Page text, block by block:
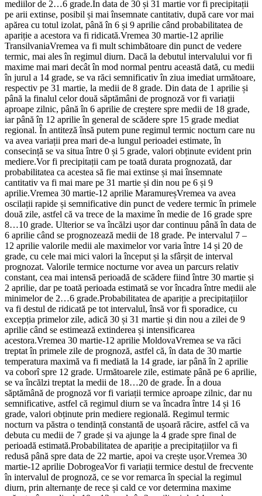
mediilor de 2…6 grade.În data de 30 și 31 martie vor fi precipitații
pe arii extinse, posibil și mai însemnate cantitativ, după care vor mai
apărea cu totul izolat, până în 6 și 9 aprilie când probabilitatea de
apariție a acestora va fi ridicată.Vremea 30 martie-12 aprilie
TransilvaniaVremea va fi mult schimbătoare din punct de vedere
termic, mai ales în regimul diurn. Dacă la debutul intervalului vor fi
maxime mai mari decât în mod normal pentru această dată, cu medii
în jurul a 14 grade, se va răci semnificativ în ziua imediat următoare,
respectiv pe 31 martie, la medii de 8 grade. Din data de 1 aprilie și
până la finalul celor două săptămâni de prognoză vor fi variații
aproape zilnic, până în 6 aprilie de creștere spre medii de 18 grade,
iar până în 12 aprilie în general de scădere spre 15 grade mediat
regional. În antiteză însă putem pune regimul termic nocturn care nu
va avea variații prea mari de-a lungul perioadei estimate, în
consecință se va situa între 0 și 5 grade, valori obținute evident prin
mediere.Vor fi precipitații cam pe toată durata prognozată, dar
probabilitatea ca acestea să fie mai extinse și mai însemnate
cantitativ va fi mai mare pe 31 martie și din nou pe 6 și 9
aprilie.Vremea 30 martie-12 aprilie MaramureșVremea va avea
oscilații rapide și semnificative din punct de vedere termic în primele
două zile, astfel că va trece de la maxime în medie de 16 grade spre
8…10 grade. Ulterior se va încălzi ușor dar continuu până în data de
6 aprilie când se prognozează medii de 18 grade. Pe intervalul 7 –
12 aprilie valorile medii ale maximelor vor varia între 14 și 20 de
grade, cu cele mai mici valori la început și la sfârșit de interval
prognozat. Valorile termice nocturne vor avea un parcurs relativ
constant, cea mai intensă perioadă de scădere fiind între 30 martie și
2 aprilie, dar pe toată perioada estimată se vor încadra între medii ale
minimelor de 2…6 grade.Probabilitatea de apariție a precipitațiilor
va fi destul de ridicată pe tot intervalul, însă vor fi sporadice, cu
excepția primelor zile, adică 30 și 31 martie și din nou a zilei de 9
aprilie când se estimează extinderea și intensificarea
acestora.Vremea 30 martie-12 aprilie MoldovaVremea se va răci
treptat în primele zile de prognoză, astfel că, în data de 30 martie
temperatura maximă va fi mediată la 14 grade, iar până în 2 aprilie
va coborî spre 12 grade. Următoarele zile, estimate până pe 6 aprilie,
se va încălzi treptat la medii de 18…20 de grade. În a doua
săptămână de prognoză vor fi variații termice aproape zilnic, dar nu
semnificative, astfel că regimul diurn se va încadra între 14 și 16
grade, valori obținute prin mediere regională. Regimul termic
nocturn va păstra o tendință constantă de ușoară răcire, astfel că va
debuta cu medii de 7 grade și va ajunge la 4 grade spre final de
perioadă estimată.Probabilitatea de apariție a precipitațiilor va fi
redusă până spre data de 22 martie, apoi va crește ușor.Vremea 30
martie-12 aprilie DobrogeaVor fi variații termice destul de frecvente
în intervalul de prognoză, ce se vor remarca în special la regimul
diurn, prin alternanțe de rece și cald ce vor determina maxime